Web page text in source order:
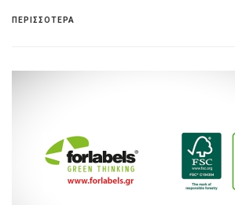
ΠΕΡΙΣΣΟΤΕΡΑ